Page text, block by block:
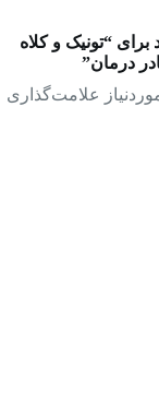
“تونیک و کلاه
درمان”
علامت‌گذاری